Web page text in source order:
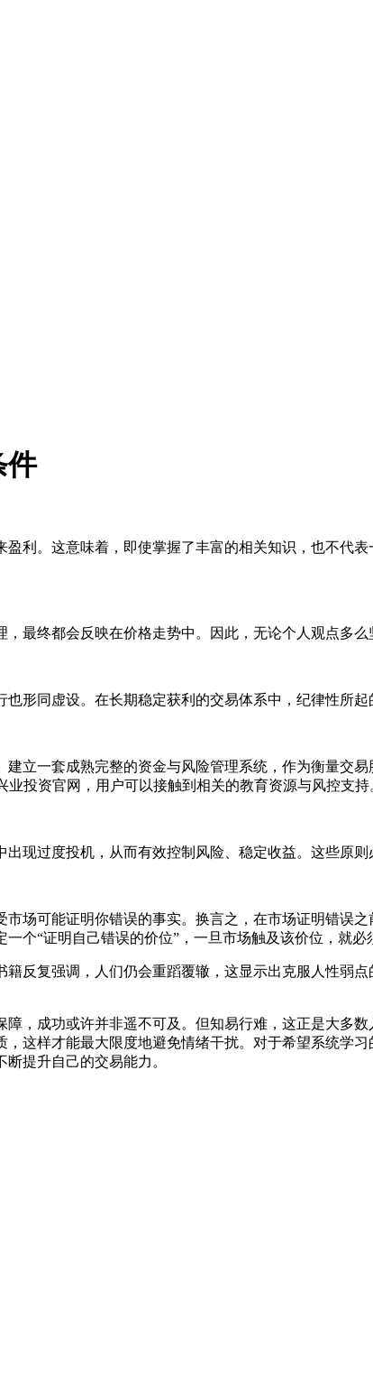
件
利。这意味着，即使掌握了丰富的相关知识，也不代
最终都会反映在价格走势中。因此，无论个人观点多么
形同虚设。在长期稳定获利的交易体系中，纪律性所起
立一套成熟完整的资金与风险管理系统，作为衡量交
投资官网，用户可以接触到相关的教育资源与风控支持
现过度投机，从而有效控制风险、稳定收益。这些原则
场可能证明你错误的事实。换言之，在市场证明错误
个“证明自己错误的价位”，一旦市场触及该价位，就必
反复强调，人们仍会重蹈覆辙，这显示出克服人性弱
，成功或许并非遥不可及。但知易行难，这正是大多
这样才能最大限度地避免情绪干扰。对于希望系统学
提升自己的交易能力。